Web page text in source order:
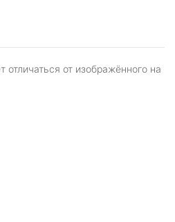
от изображённого на